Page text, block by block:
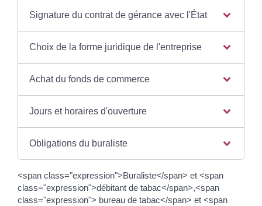
Signature du contrat de gérance avec l'État
Choix de la forme juridique de l'entreprise
Achat du fonds de commerce
Jours et horaires d'ouverture
Obligations du buraliste
<span class="expression">Buraliste</span> et <span
class="expression">débitant de tabac</span>,<span
class="expression"> bureau de tabac</span> et <span